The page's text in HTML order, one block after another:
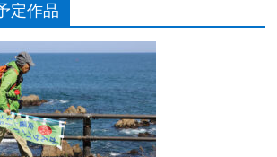
定作品